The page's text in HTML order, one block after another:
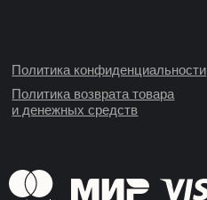
Политика конфиденциальности
Политика возврата товара
и денежных средств